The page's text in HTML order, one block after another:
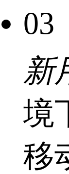
03
新
境
移